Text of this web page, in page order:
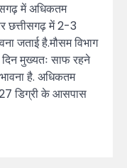
में अधिकतम
छत्तीसगढ़ में 2-3
जताई है.मौसम विभाग
मुख्यतः साफ रहने
है. अधिकतम
डिग्री के आसपास